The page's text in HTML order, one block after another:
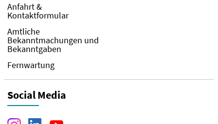
Anfahrt &
Kontaktformular
Amtliche
Bekanntmachungen und
Bekanntgaben
Fernwartung
Social Media